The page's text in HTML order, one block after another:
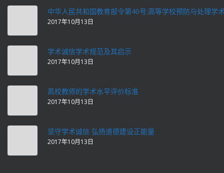
中华人民共和国教育部令第40号:高等学校预防与处理学
2017年10月13日
学术诚信学术规范及其启示
2017年10月13日
高校教师的学术水平评价标准
2017年10月13日
坚守学术诚信 弘扬道德建设正能量
2017年10月13日